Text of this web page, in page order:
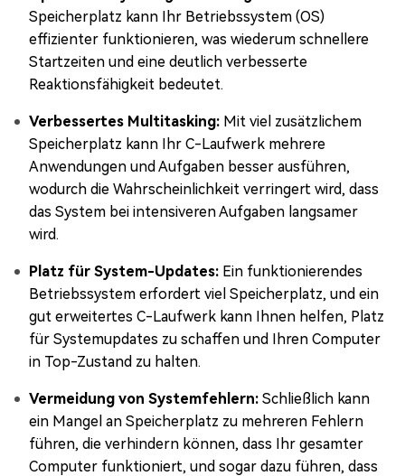
Speicherplatz kann Ihr Betriebssystem (OS)
effizienter funktionieren, was wiederum schnellere
Startzeiten und eine deutlich verbesserte
Reaktionsfähigkeit bedeutet.
Verbessertes Multitasking: Mit viel zusätzlichem
Speicherplatz kann Ihr C-Laufwerk mehrere
Anwendungen und Aufgaben besser ausführen,
wodurch die Wahrscheinlichkeit verringert wird, dass
das System bei intensiveren Aufgaben langsamer
wird.
Platz für System-Updates: Ein funktionierendes
Betriebssystem erfordert viel Speicherplatz, und ein
gut erweitertes C-Laufwerk kann Ihnen helfen, Platz
für Systemupdates zu schaffen und Ihren Computer
in Top-Zustand zu halten.
Vermeidung von Systemfehlern: Schließlich kann
ein Mangel an Speicherplatz zu mehreren Fehlern
führen, die verhindern können, dass Ihr gesamter
Computer funktioniert, und sogar dazu führen, dass